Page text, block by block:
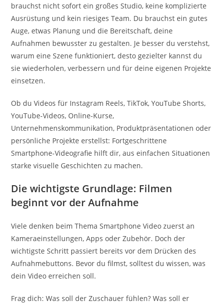
brauchst nicht sofort ein großes Studio, keine komplizierte
Ausrüstung und kein riesiges Team. Du brauchst ein gutes
Auge, etwas Planung und die Bereitschaft, deine
Aufnahmen bewusster zu gestalten. Je besser du verstehst,
warum eine Szene funktioniert, desto gezielter kannst du
sie wiederholen, verbessern und für deine eigenen Projekte
einsetzen.
Ob du Videos für Instagram Reels, TikTok, YouTube Shorts,
YouTube-Videos, Online-Kurse,
Unternehmenskommunikation, Produktpräsentationen oder
persönliche Projekte erstellst: Fortgeschrittene
Smartphone-Videografie hilft dir, aus einfachen Situationen
starke visuelle Geschichten zu machen.
Die wichtigste Grundlage: Filmen
beginnt vor der Aufnahme
Viele denken beim Thema Smartphone Video zuerst an
Kameraeinstellungen, Apps oder Zubehör. Doch der
wichtigste Schritt passiert bereits vor dem Drücken des
Aufnahmebuttons. Bevor du filmst, solltest du wissen, was
dein Video erreichen soll.
Frag dich: Was soll der Zuschauer fühlen? Was soll er